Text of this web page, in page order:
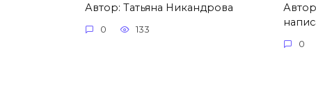
Автор: Татьяна Никандрова
0 133
0